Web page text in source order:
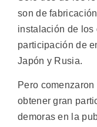
son de
instalación de los
participación de
Japón y Rusia.
Pero
obtener gran
demoras en la